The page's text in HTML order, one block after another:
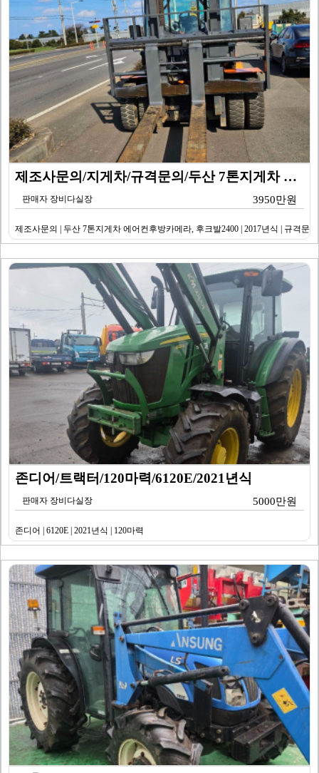
제조사문의/지게차/규격문의/두산 7톤지게차 에어컨후방카…
판매자 장비다실장 3950만원
제조사문의 | 두산 7톤지게차 에어컨후방카메라, 후크발2400 | 2017년식 | 규격문의
존디어/트랙터/120마력/6120E/2021년식
판매자 장비다실장 5000만원
존디어 | 6120E | 2021년식 | 120마력